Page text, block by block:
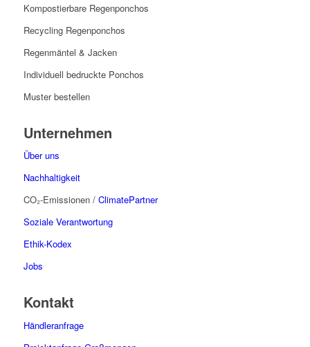
Kompostierbare Regenponchos
Recycling Regenponchos
Regenmäntel & Jacken
Individuell bedruckte Ponchos
Muster bestellen
Unternehmen
Über uns
Nachhaltigkeit
CO₂-Emissionen / ClimatePartner
Soziale Verantwortung
Ethik-Kodex
Jobs
Kontakt
Händleranfrage